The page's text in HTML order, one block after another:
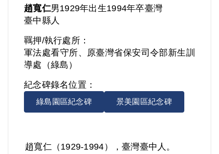
關於我們
趙寬仁男1929年出生1994年卒臺灣
臺中縣人
羈押/執行處所：
軍法處看守所、原臺灣省保安司令部新生訓
導處（綠島）
紀念碑錄名位置：
綠島園區紀念碑 景美園區紀念碑
趙寬仁（1929-1994），臺灣臺中人。